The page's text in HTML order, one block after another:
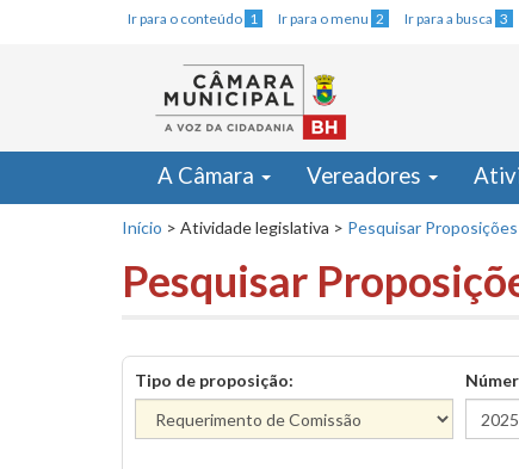
Ir para o conteúdo 1 Ir para o menu 2 Ir para a busca 3
A Câmara Vereadores
Início > Atividade legislativa > Pesquisar Proposições
Pesquisar
Tipo de proposição: